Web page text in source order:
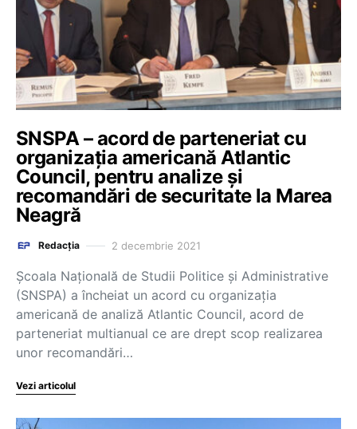
SNSPA – acord de parteneriat cu
organizația americană Atlantic
Council, pentru analize și
recomandări de securitate la Marea
Neagră
Redacția 2 decembrie 2021
Școala Națională de Studii Politice și Administrative
(SNSPA) a încheiat un acord cu organizația
americană de analiză Atlantic Council, acord de
parteneriat multianual ce are drept scop realizarea
unor recomandări…
Vezi articolul